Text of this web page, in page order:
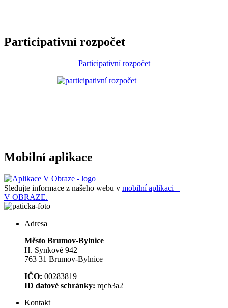
Participativní rozpočet
Participativní rozpočet
Mobilní aplikace
Sledujte informace z našeho webu v mobilní aplikaci –
V OBRAZE.
Adresa
Město Brumov-Bylnice
H. Synkové 942
763 31 Brumov-Bylnice
IČO: 00283819
ID datové schránky: rqcb3a2
Kontakt